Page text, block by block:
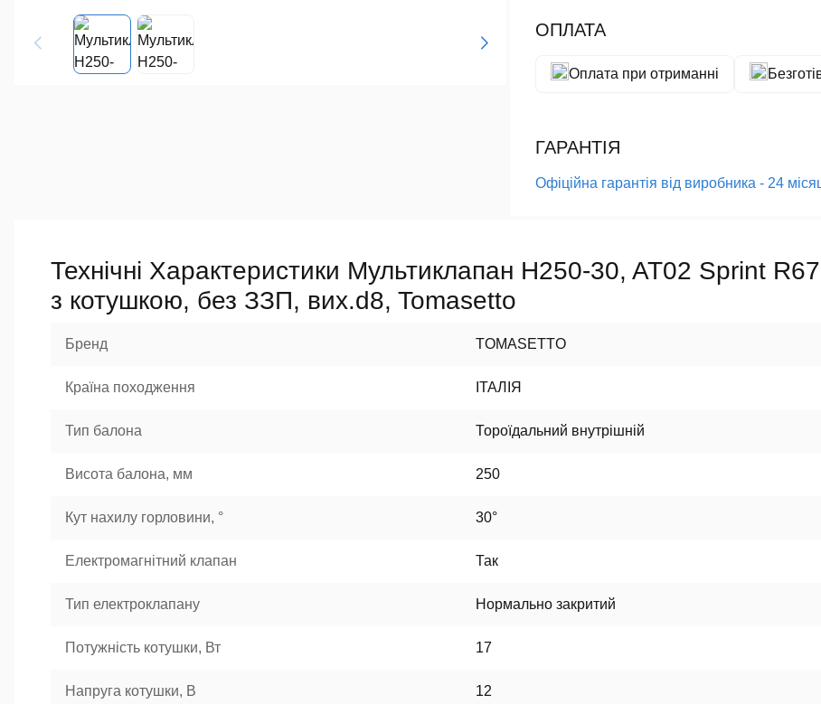
ОПЛАТА
Оплата при отриманні
ГАРАНТІЯ
Офіційна гарантія від виробника - 24
Технічні Характеристики Мультиклапан H250-30, AT02 Sprint
з котушкою, без ЗЗП, вих.d8, Tomasetto
Бренд TOMASETTO
Країна походження ІТАЛІЯ
Тип балона Тороїдальний внутрішній
Висота балона, мм 250
Кут нахилу горловини, ° 30°
Електромагнітний клапан Так
Тип електроклапану Нормально закритий
Потужність котушки, Вт 17
Напруга котушки, В 12